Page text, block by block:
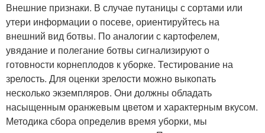
Внешние признаки. В случае путаницы с сортами или
утери информации о посеве, ориентируйтесь на
внешний вид ботвы. По аналогии с картофелем,
увядание и полегание ботвы сигнализируют о
готовности корнеплодов к уборке. Тестирование на
зрелость. Для оценки зрелости можно выкопать
несколько экземпляров. Они должны обладать
насыщенным оранжевым цветом и характерным вкусом.
Методика сбора определив время уборки, мы